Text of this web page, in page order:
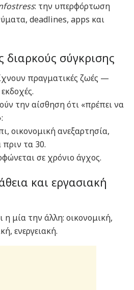
: την υπερφόρτωση
deadlines, apps και
διαρκούς σύγκρισης
πραγματικές ζωές —
την αίσθηση ότι «πρέπει να
οικονομική ανεξαρτησία,
πριν τα 30.
σε χρόνιο άγχος.
και εργασιακή
η μία την άλλη: οικονομική,
ενεργειακή.